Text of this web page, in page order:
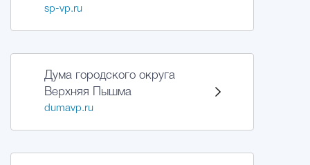
sp-vp.ru
Дума городского округа
Верхняя Пышма
dumavp.ru